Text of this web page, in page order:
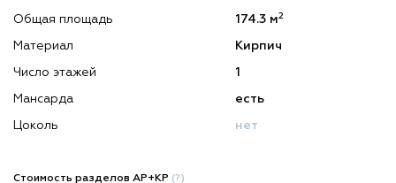
Общая площадь 174.3 м2
Материал Кирпич
Число этажей 1
Мансарда есть
Цоколь нет
Стоимость разделов АР+КР (?)